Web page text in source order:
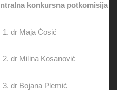
konkursna potkomisija
dr Maja Ćosić
dr Milina Kosanović
dr Bojana Plemić